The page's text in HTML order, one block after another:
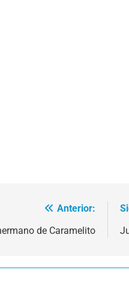
Anterior:
de Caramelito